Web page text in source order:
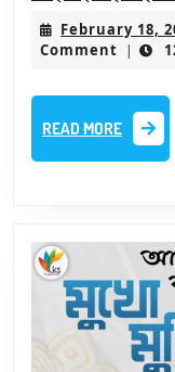
February 18,
Comment |
READ MORE